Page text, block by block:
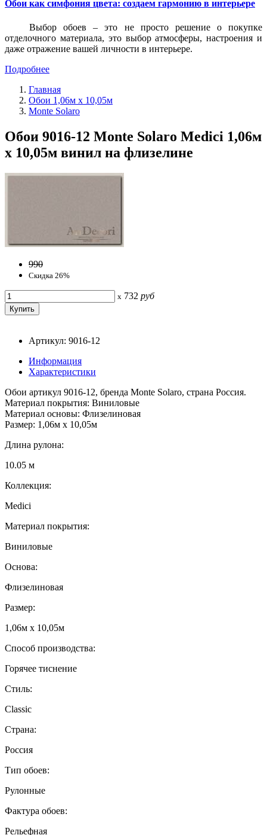
Обои как симфония цвета: создаем гармонию в интерьере
Выбор обоев – это не просто решение о покупке
отделочного материала, это выбор атмосферы, настроения и
даже отражение вашей личности в интерьере.
Подробнее
Главная
Обои 1,06м х 10,05м
Monte Solaro
Обои 9016-12 Monte Solaro Medici 1,06м
х 10,05м винил на флизелине
990
Скидка 26%
x 732 руб
Артикул: 9016-12
Информация
Характеристики
Обои артикул 9016-12, бренда Monte Solaro, страна Россия.
Материал покрытия: Виниловые
Материал основы: Флизелиновая
Размер: 1,06м х 10,05м
Длина рулона:
10.05 м
Коллекция:
Medici
Материал покрытия:
Виниловые
Основа:
Флизелиновая
Размер:
1,06м х 10,05м
Способ производства:
Горячее тиснение
Стиль:
Classic
Страна:
Россия
Тип обоев:
Рулонные
Фактура обоев:
Рельефная